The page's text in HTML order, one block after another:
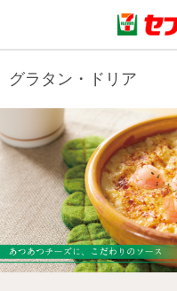
商品のご案内
商品のご案内トップ
今週の新商品
来週の新商品
商品カテゴリ一覧
セール・キャンペーン
サービス
サービストップ
nanacoトップ
企業情報
企業情報トップ
私たちの取組み
グラタン・ドリア